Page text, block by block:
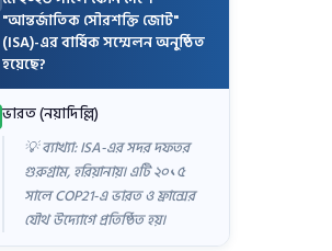
"আন্তর্জাতিক সৌরশক্তি জোট"
(ISA)-এর বার্ষিক সম্মেলন অনুষ্ঠিত
হয়েছে?
ভারত (নয়াদিল্লি)
💡 ব্যাখ্যা: ISA-এর সদর দফতর
গুরুগ্রাম, হরিয়ানায়। এটি ২০১৫
সালে COP21-এ ভারত ও ফ্রান্সের
যৌথ উদ্যোগে প্রতিষ্ঠিত হয়।